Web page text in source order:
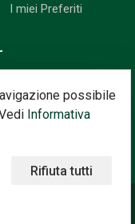
possibile
Informativa
Rifiuta tutti
I miei Preferiti
prima di tutti le
eventi...
Powered by